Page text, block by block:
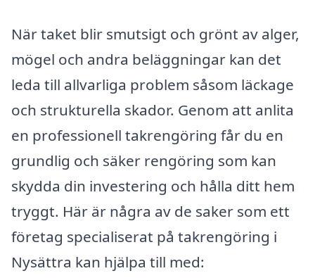
När taket blir smutsigt och grönt av alger,
mögel och andra beläggningar kan det
leda till allvarliga problem såsom läckage
och strukturella skador. Genom att anlita
en professionell takrengöring får du en
grundlig och säker rengöring som kan
skydda din investering och hålla ditt hem
tryggt. Här är några av de saker som ett
företag specialiserat på takrengöring i
Nysättra kan hjälpa till med: